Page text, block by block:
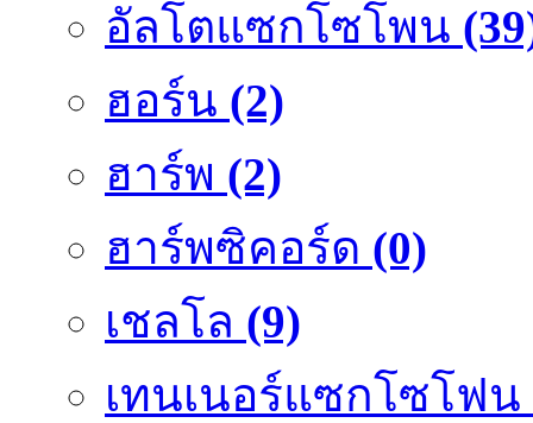
อัลโตแซกโซโพน
ฮอร์น (2)
ฮาร์พ (2)
ฮาร์พซิคอร์ด (0)
เชลโล (9)
เทนเนอร์แซกโซโฟน